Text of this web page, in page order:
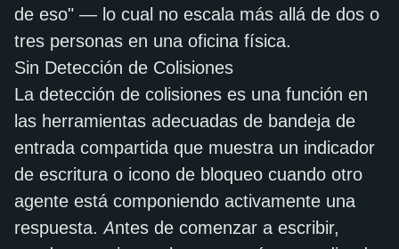
de eso" — lo cual no escala más allá de dos o
tres personas en una oficina física.
Sin Detección de Colisiones
La detección de colisiones es una función en
las herramientas adecuadas de bandeja de
entrada compartida que muestra un indicador
de escritura o icono de bloqueo cuando otro
agente está componiendo activamente una
respuesta. Antes de comenzar a escribir,